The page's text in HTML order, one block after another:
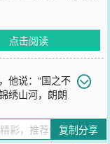
点击阅读
他说：“国之不
绣山河，朗朗
向您QQ群和微博微信
复制分享